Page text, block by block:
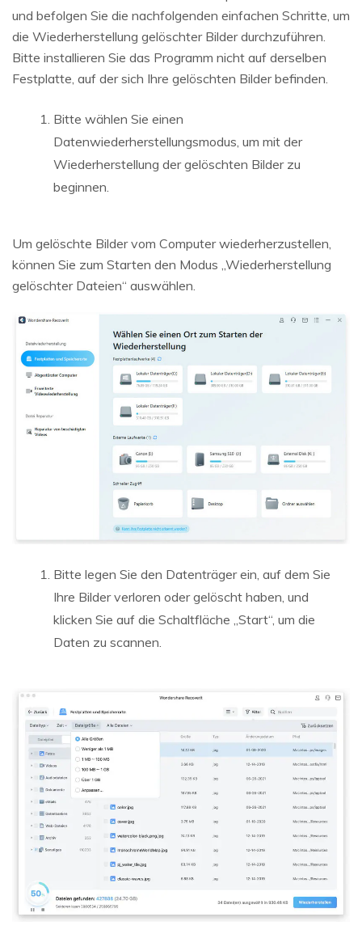
und befolgen Sie die nachfolgenden einfachen Schritte, um
die Wiederherstellung gelöschter Bilder durchzuführen.
Bitte installieren Sie das Programm nicht auf derselben
Festplatte, auf der sich Ihre gelöschten Bilder befinden.
Bitte wählen Sie einen
Datenwiederherstellungsmodus, um mit der
Wiederherstellung der gelöschten Bilder zu
beginnen.
Um gelöschte Bilder vom Computer wiederherzustellen,
können Sie zum Starten den Modus „Wiederherstellung
gelöschter Dateien“ auswählen.
Bitte legen Sie den Datenträger ein, auf dem Sie
Ihre Bilder verloren oder gelöscht haben, und
klicken Sie auf die Schaltfläche „Start“, um die
Daten zu scannen.